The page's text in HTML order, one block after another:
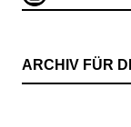
ARCHIV FÜR